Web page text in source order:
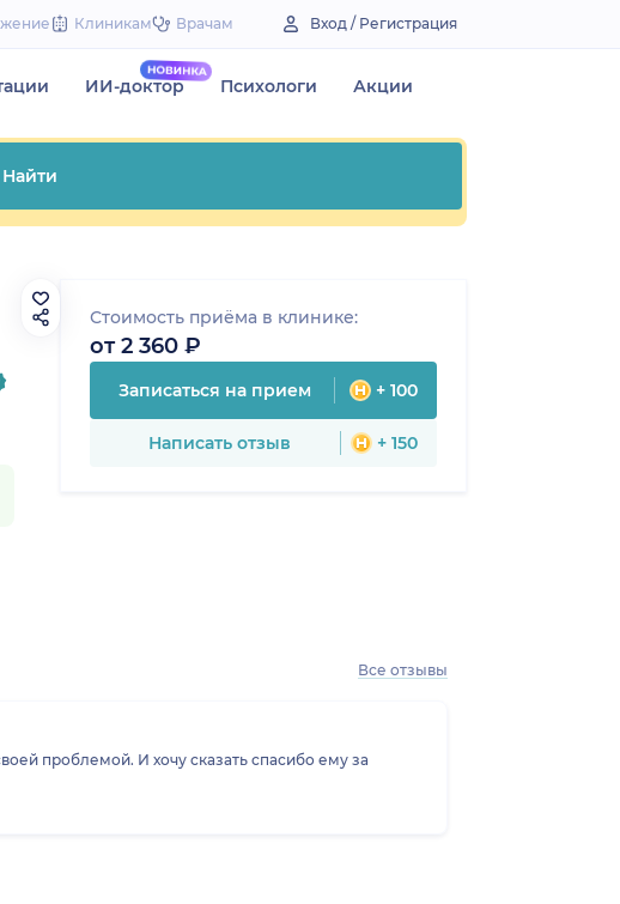
Клиникам Врачам Вход / Регистрация
ИИ-доктор Психологи Акции
Найти
Стоимость приёма в клинике:
от 2 360 ₽
Записаться на прием + 100
Написать отзыв + 150
Все отзывы
проблемой. И хочу сказать спасибо ему за